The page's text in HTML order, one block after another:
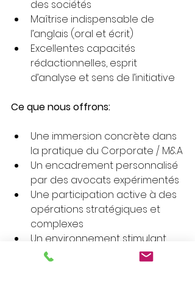
des sociétés
Maîtrise indispensable de
l’anglais (oral et écrit)
Excellentes capacités
rédactionnelles, esprit
d’analyse et sens de l’initiative
Ce que nous offrons:
Une immersion concrète dans
la pratique du Corporate / M&A
Un encadrement personnalisé
par des avocats expérimentés
Une participation active à des
opérations stratégiques et
complexes
Un environnement stimulant,
exigeant et formateur